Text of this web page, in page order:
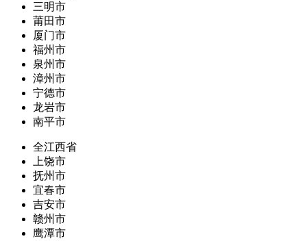
三明市
莆田市
厦门市
福州市
泉州市
漳州市
宁德市
龙岩市
南平市
全江西省
上饶市
抚州市
宜春市
吉安市
赣州市
鹰潭市